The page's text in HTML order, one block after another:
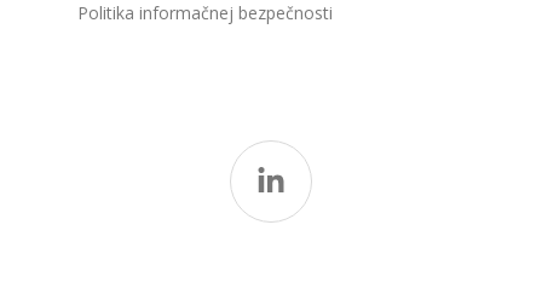
Politika informačnej bezpečnosti